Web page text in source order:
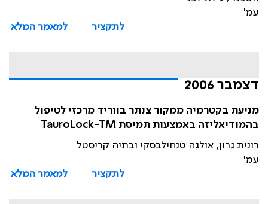
עמ'
לתקציר
למאמר המלא
דצמבר 2006
מניעת בקטרמיה ממקור צנתר בווריד מרכזי לטיפול
בהמודיאליזה באמצעות תמיסת TauroLock-TM
רונית גרון, אולגה טנחילבסקי ובתיה קריסטל
עמ'
לתקציר
למאמר המלא